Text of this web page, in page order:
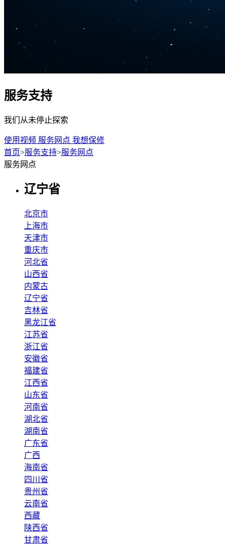
服务支持
我们从未停止探索
使用视频 服务网点 我想保修
首页>服务支持>服务网点
服务网点
辽宁省
北京市
上海市
天津市
重庆市
河北省
山西省
内蒙古
辽宁省
吉林省
黑龙江省
江苏省
浙江省
安徽省
福建省
江西省
山东省
河南省
湖北省
湖南省
广东省
广西
海南省
四川省
贵州省
云南省
西藏
陕西省
甘肃省